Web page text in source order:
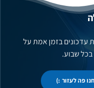
עדכונים בזמן אמת על
שבוע.
פה לעזור :)